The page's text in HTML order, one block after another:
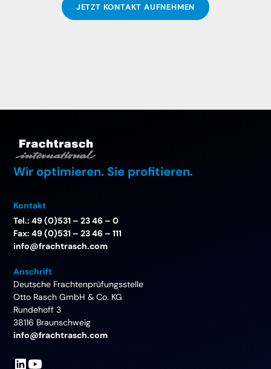
JETZT KONTAKT AUFNEHMEN
Wir optimieren. Sie profitieren.
Kontakt
Tel.: 49 (0)531 – 23 46 – 0
Fax: 49 (0)531 – 23 46 – 111
info@frachtrasch.com
Anschrift
Deutsche Frachtenprüfungsstelle
Otto Rasch GmbH & Co. KG
Rundehoff 3
38116 Braunschweig
info@frachtrasch.com